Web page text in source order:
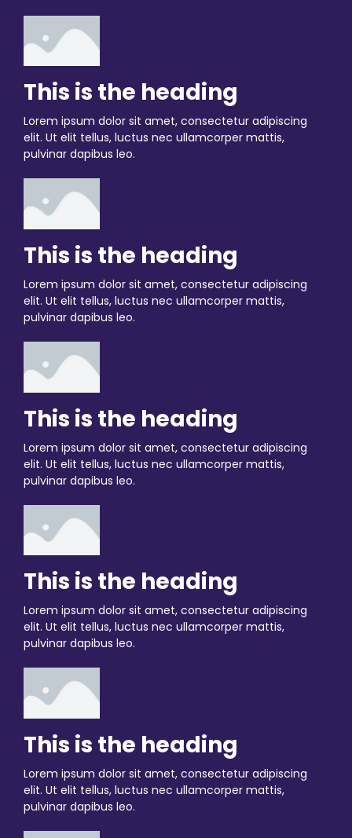
This is the heading
Lorem ipsum dolor sit amet, consectetur adipiscing
elit. Ut elit tellus, luctus nec ullamcorper mattis,
pulvinar dapibus leo.
This is the heading
Lorem ipsum dolor sit amet, consectetur adipiscing
elit. Ut elit tellus, luctus nec ullamcorper mattis,
pulvinar dapibus leo.
This is the heading
Lorem ipsum dolor sit amet, consectetur adipiscing
elit. Ut elit tellus, luctus nec ullamcorper mattis,
pulvinar dapibus leo.
This is the heading
Lorem ipsum dolor sit amet, consectetur adipiscing
elit. Ut elit tellus, luctus nec ullamcorper mattis,
pulvinar dapibus leo.
This is the heading
Lorem ipsum dolor sit amet, consectetur adipiscing
elit. Ut elit tellus, luctus nec ullamcorper mattis,
pulvinar dapibus leo.